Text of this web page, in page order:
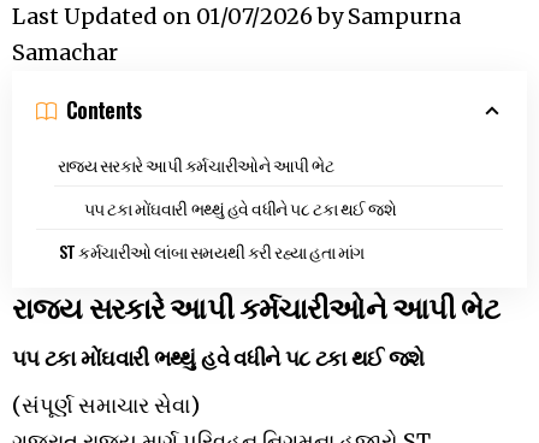
Last Updated on 01/07/2026bySampurna
Samachar
Contents
રાજ્ય સરકારે આપી કર્મચારીઓને આપી ભેટ
૫૫ ટકા મોંઘવારી ભથ્થું હવે વધીને ૫૮ ટકા થઈ જશે
ST કર્મચારીઓ લાંબા સમયથી કરી રહ્યા હતા માંગ
રાજ્ય સરકારે આપી કર્મચારીઓને આપી ભેટ
૫૫ ટકા મોંઘવારી ભથ્થું હવે વધીને ૫૮ ટકા થઈ જશે
(સંપૂર્ણ સમાચાર સેવા)